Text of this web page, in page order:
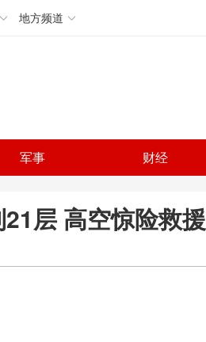
地方频道
军事 财经
层 高空惊险救援